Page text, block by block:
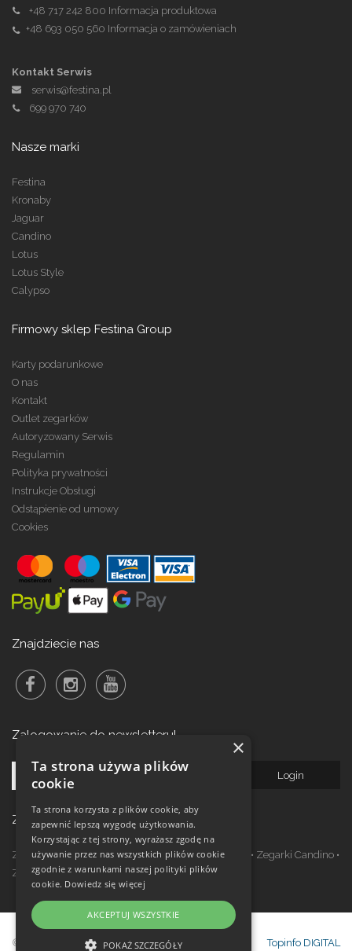
+48 717 242 800 Informacja produktowa
+48 693 050 560 Informacja o zamówieniach
Kontakt Serwis
serwis@festina.pl
699 970 740
Nasze marki
Festina
Kronaby
Jaguar
Candino
Lotus
Lotus Style
Calypso
Firmowy sklep Festina Group
Karty podarunkowe
O nas
Kontakt
Outlet zegarków
Autoryzowany Serwis
Regulamin
Polityka prywatności
Instrukcje Obsługi
Odstąpienie od umowy
Cookies
Znajdziecie nas
Zalogowanie do newsletteru!
Zegarki w ofercie
Zegarki Festina•Zegarki Kronaby•Zegarki Jaguar • Zegarki Candino •
Zegarki Lotus•Zegarki Calypso
© Copyright Janeba Time Sp. z o.o. 2017-
Topinfo DIGITAL
×
Ta strona używa plików
cookie
Ta strona korzysta z plików cookie, aby
zapewnić lepszą wygodę użytkowania.
Korzystając z tej strony, wyrażasz zgodę na
używanie przez nas wszystkich plików cookie
zgodnie z warunkami naszej polityki plików
cookie. Dowiedz się więcej
AKCEPTUJ WSZYSTKIE
POKAŻ SZCZEGÓŁY